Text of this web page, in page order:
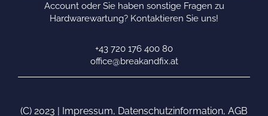
Account oder Sie haben sonstige Fragen zu
Hardwarewartung? Kontaktieren Sie uns!
+43 720 176 400 80
office@breakandfix.at
(C) 2023 | Impressum, Datenschutzinformation, AGB